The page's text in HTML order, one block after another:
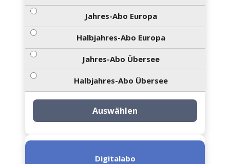
Jahres-Abo Europa
Halbjahres-Abo Europa
Jahres-Abo Übersee
Halbjahres-Abo Übersee
Auswählen
Digitalabo